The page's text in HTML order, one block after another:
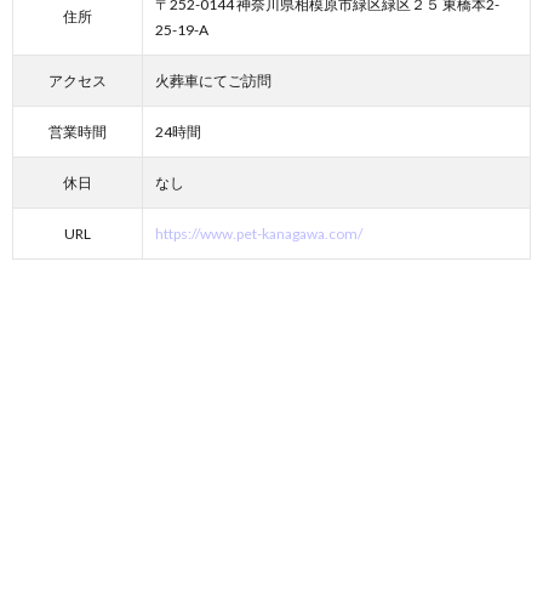
住所
〒252-0144 神奈川県相模原市緑区緑区２５ 東橋本2-
25-19-A
アクセス 火葬車にてご訪問
営業時間 24時間
休日 なし
URL https://www.pet-kanagawa.com/